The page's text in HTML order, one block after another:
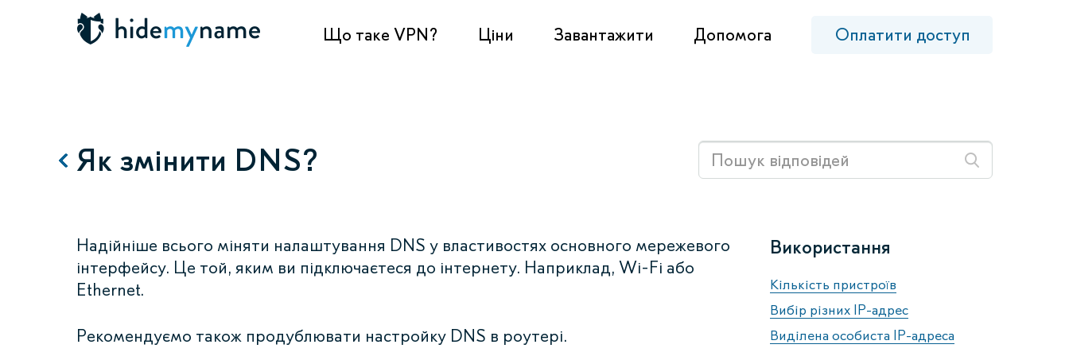
Що таке VPN? Ціни Завантажити Допомога Оплатити доступ
Як змінити DNS?
Надійніше всього міняти налаштування DNS у властивостях основного мережевого
інтерфейсу. Це той, яким ви підключаєтеся до інтернету. Наприклад, Wi-Fi або
Ethernet.
Рекомендуємо також продублювати настройку DNS в роутері.
Використання
Кількість пристроїв
Вибір різних IP-адрес
Виділена особиста IP-адреса